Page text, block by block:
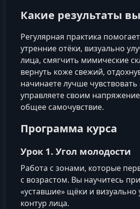
Какие результаты
Регулярная практика
утренние отёки, визуально
лица, смягчить мимические
вернуть коже свежий,
начинаете лучше
управляете своим
общее самочувствие.
Программа курса
Урок 1. Угол молодости
Работа с зонами, которые
с возрастом. Вы научитесь
«уставшие» щёки и визуально
контур лица.